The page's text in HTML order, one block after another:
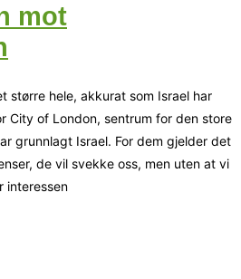
mot
større hele, akkurat som Israel har
City of London, sentrum for den store
grunnlagt Israel. For dem gjelder det
de vil svekke oss, men uten at vi
interessen